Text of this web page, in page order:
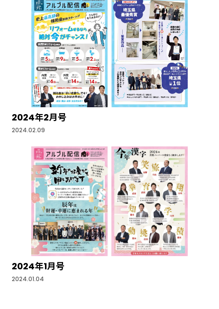
2024年2月号
2024.02.09
2024年1月号
2024.01.04